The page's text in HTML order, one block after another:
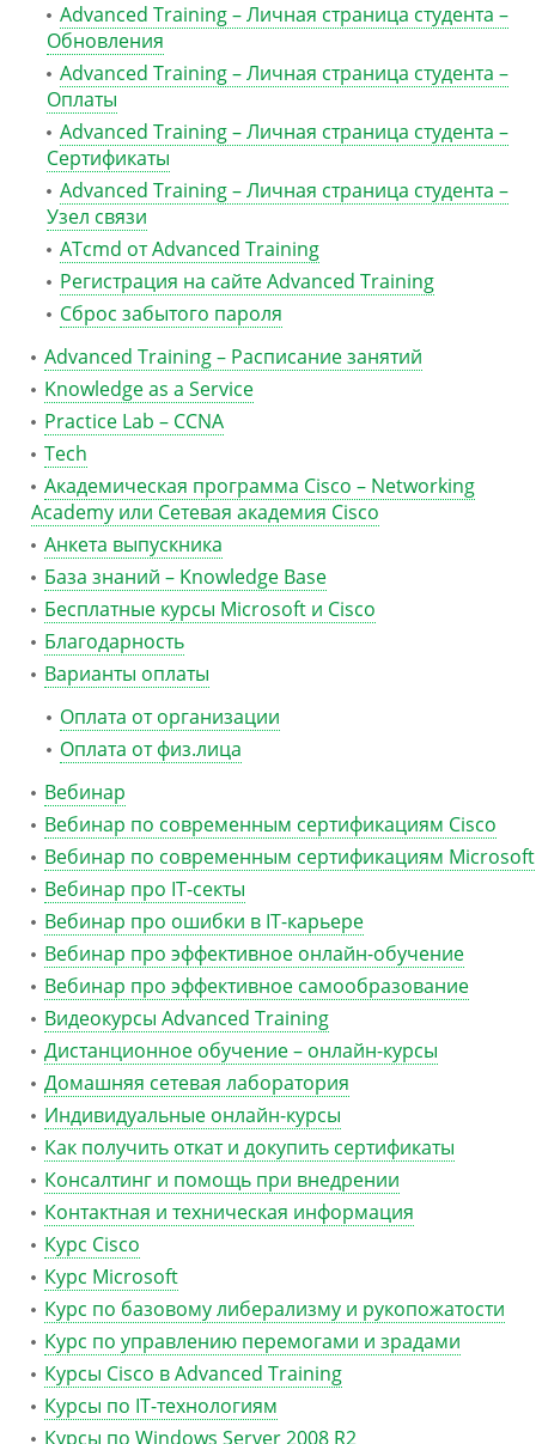
Advanced Training – Личная страница студента –
Обновления
Advanced Training – Личная страница студента –
Оплаты
Advanced Training – Личная страница студента –
Сертификаты
Advanced Training – Личная страница студента –
Узел связи
ATcmd от Advanced Training
Регистрация на сайте Advanced Training
Сброс забытого пароля
Advanced Training – Расписание занятий
Knowledge as a Service
Practice Lab – CCNA
Tech
Академическая программа Cisco – Networking
Academy или Сетевая академия Cisco
Анкета выпускника
База знаний – Knowledge Base
Бесплатные курсы Microsoft и Cisco
Благодарность
Варианты оплаты
Оплата от организации
Оплата от физ.лица
Вебинар
Вебинар по современным сертификациям Cisco
Вебинар по современным сертификациям Microsoft
Вебинар про IT-секты
Вебинар про ошибки в IT-карьере
Вебинар про эффективное онлайн-обучение
Вебинар про эффективное самообразование
Видеокурсы Advanced Training
Дистанционное обучение – онлайн-курсы
Домашняя сетевая лаборатория
Индивидуальные онлайн-курсы
Как получить откат и докупить сертификаты
Консалтинг и помощь при внедрении
Контактная и техническая информация
Курс Cisco
Курс Microsoft
Курс по базовому либерализму и рукопожатости
Курс по управлению перемогами и зрадами
Курсы Cisco в Advanced Training
Курсы по IT-технологиям
Курсы по Windows Server 2008 R2